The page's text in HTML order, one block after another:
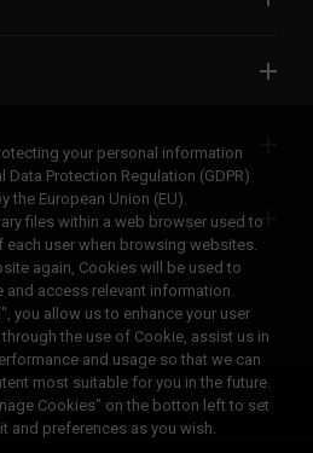
Rights Reserved.
your personal information
Data Protection Regulation (GDPR)
the European Union (EU).
files within a web browser used to
user when browsing websites.
again, Cookies will be used to
and access relevant information.
you allow us to enhance your user
the use of Cookie, assist us in
and usage so that we can
most suitable for you in the future.
Cookies" on the botton left to set
and preferences as you wish.